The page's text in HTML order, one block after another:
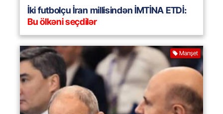
İki futbolçu İran millisindən İMTİNA ETDİ:
Bu ölkəni seçdilər
Manşet